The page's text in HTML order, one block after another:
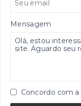
Mensagem
Concordo com a